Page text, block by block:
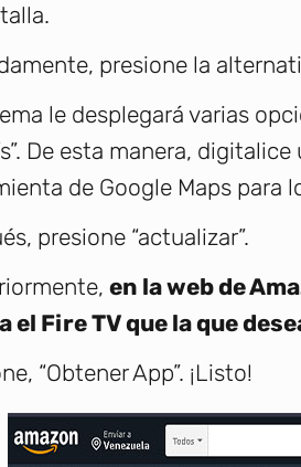
presione la
le desplegará varias
De esta manera,
de Google Maps para
presione “actualizar”.
en la web de
el Fire TV que la que
“Obtener App”. ¡Listo!